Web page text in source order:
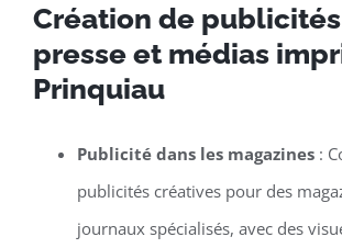
Création de
presse et médias
Prinquiau
Publicité dans les magazines:
publicités créatives pour des
journaux spécialisés, avec des